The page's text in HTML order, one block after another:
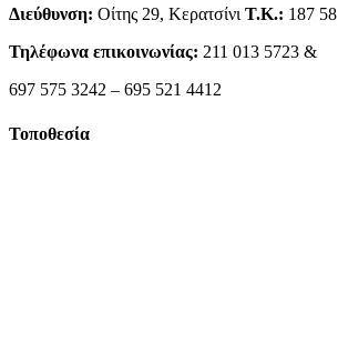
Διεύθυνση: Οίτης 29, Κερατσίνι Τ.Κ.: 187 58
Τηλέφωνα επικοινωνίας: 211 013 5723 &
697 575 3242 – 695 521 4412
Τοποθεσία